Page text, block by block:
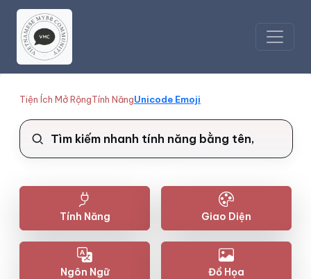
Tiện Ích Mở RộngTính NăngUnicode Emoji
Tính Năng Giao Diện
Ngôn Ngữ Đồ Họa